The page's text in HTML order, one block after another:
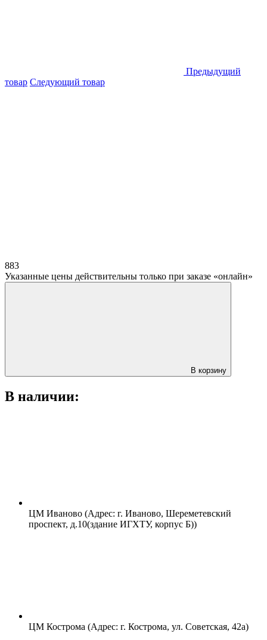
Предыдущий
товар Следующий товар
883
Указанные цены действительны только при заказе «онлайн»
В корзину
В наличии:
ЦМ Иваново (Адрес: г. Иваново, Шереметевский
проспект, д.10(здание ИГХТУ, корпус Б))
ЦМ Кострома (Адрес: г. Кострома, ул. Советская, 42а)